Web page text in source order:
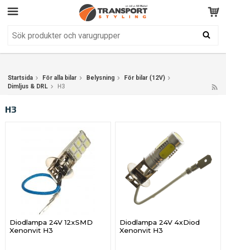
Kundservice
Startsida För alla bilar Belysning
För bilar (12V)
Dimljus & DRL
H3
H3
Diodlampa 24V 12xSMD
Xenonvit H3
Diodlampa 24V 4xDiod
Xenonvit H3